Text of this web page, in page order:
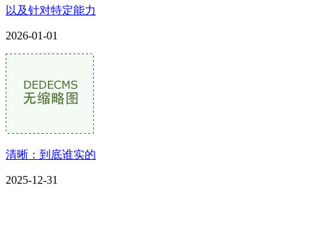
以及针对特定能力
2026-01-01
清晰：到底谁实的
2025-12-31